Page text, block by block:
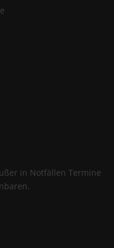
in Notfällen Termine